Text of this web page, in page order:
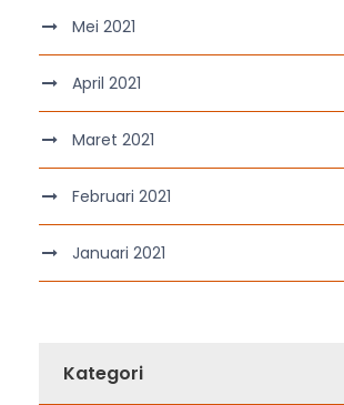
Mei 2021
April 2021
Maret 2021
Februari 2021
Januari 2021
Kategori